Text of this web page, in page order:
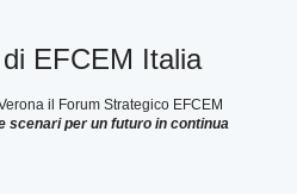
EFCEM Italia
il Forum Strategico EFCEM
scenari per un futuro in continua